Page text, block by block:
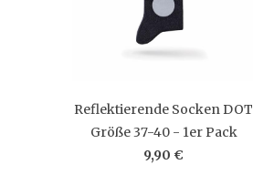
Reflektierende Socken DOT
Größe 37-40 - 1er Pack
9,90 €